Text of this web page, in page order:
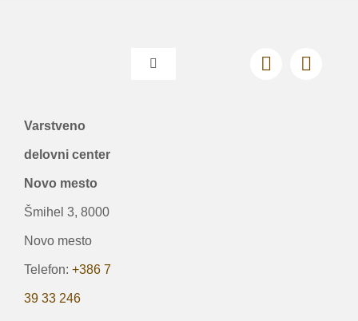
Varstveno
delovni center
Novo mesto
Šmihel 3, 8000
Novo mesto
Telefon: +386 7
39 33 246
Toggle